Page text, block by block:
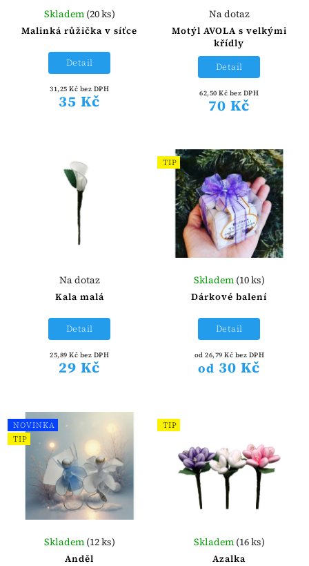
Malinká růžička v síťce
Skladem (20 ks)
31,25 Kč bez DPH
35 Kč
Detail
Motýl AVOLA s velkými
křídly
Na dotaz
62,50 Kč bez DPH
70 Kč
Detail
Kala malá
Na dotaz
25,89 Kč bez DPH
29 Kč
Detail
TIP
Dárkové balení
Skladem (10 ks)
od 26,79 Kč bez DPH
od 30 Kč
Detail
NOVINKA
TIP
Anděl
Skladem (12 ks)
TIP
Azalka
Skladem (16 ks)